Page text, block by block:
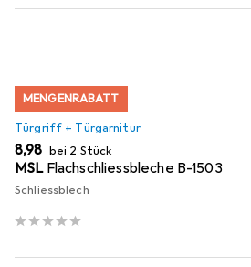
MENGENRABATT
Türgriff + Türgarnitur
EUR
8,98 bei 2 Stück
MSL Flachschliessbleche B-1503
Schliessblech